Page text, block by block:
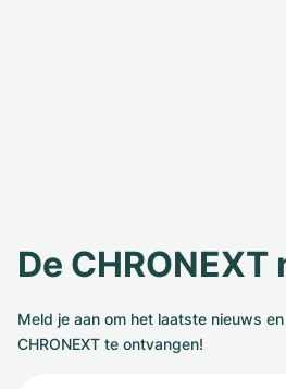
De
Meld je aan om het laatste nieuws
CHRONEXT te ontvangen!